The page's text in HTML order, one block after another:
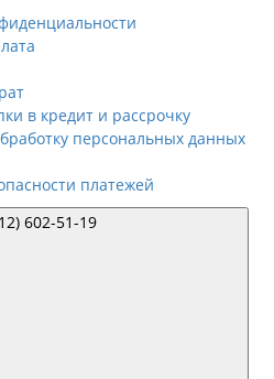
в кредит и рассрочку
персональных данных
платежей